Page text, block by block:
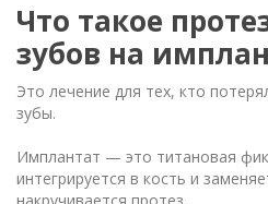
Что такое
зубов на
Это лечение для тех, кто
зубы.
Имплантат — это титановая
интегрируется в кость и